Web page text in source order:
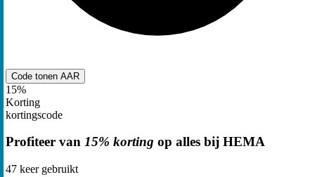
Code tonen AAR
15%
Korting
kortingscode
Profiteer van 15% korting op alles bij HEMA
47 keer gebruikt